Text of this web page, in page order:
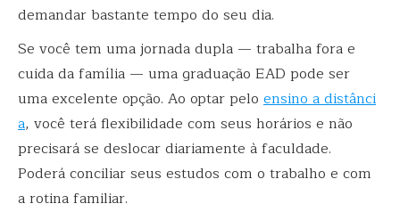
demandar bastante tempo do seu dia.
Se você tem uma jornada dupla — trabalha fora e
cuida da família — uma graduação EAD pode ser
uma excelente opção. Ao optar pelo ensino a distânci
a, você terá flexibilidade com seus horários e não
precisará se deslocar diariamente à faculdade.
Poderá conciliar seus estudos com o trabalho e com
a rotina familiar.